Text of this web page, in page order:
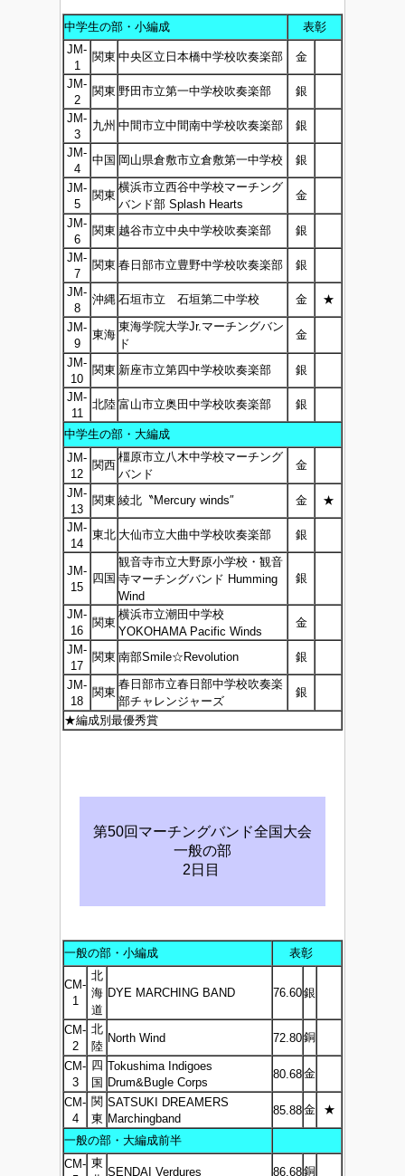
中学生の部・小編成
表彰
JM-
1
関東 中央区立日本橋中学校吹奏楽部
金
JM-
2
関東 野田市立第一中学校吹奏楽部
銀
JM-
3
九州 中間市立中間南中学校吹奏楽部
銀
JM-
4
中国 岡山県倉敷市立倉敷第一中学校 銀
JM-
5
関東
横浜市立西谷中学校マーチング
バンド部 Splash Hearts
金
JM-
6
関東 越谷市立中央中学校吹奏楽部
銀
JM-
7
関東 春日部市立豊野中学校吹奏楽部
銀
JM-
8
沖縄 石垣市立 石垣第二中学校 金 ★
JM-
9
東海
東海学院大学Jr.マーチングバン
ド
金
JM-
10
関東 新座市立第四中学校吹奏楽部
銀
JM-
11
北陸 富山市立奥田中学校吹奏楽部 銀
中学生の部・大編成
JM-
12
関西
橿原市立八木中学校マーチング
バンド
金
JM-
13
関東 綾北〝Mercury winds″ 金
★
JM-
14
東北 大仙市立大曲中学校吹奏楽部 銀
JM-
15
四国
観音寺市立大野原小学校・観音
寺マーチングバンド Humming
Wind
銀
JM-
16
関東
横浜市立潮田中学校
YOKOHAMA Pacific Winds
金
JM-
17
関東 南部Smile☆Revolution 銀
JM-
18
関東
春日部市立春日部中学校吹奏楽
部チャレンジャーズ
銀
★編成別最優秀賞
第50回マーチングバンド全国大会
一般の部
2日目
一般の部・小編成 表彰
CM-
1
北
海
道
DYE MARCHING BAND 76.60銀
CM-
2
北
陸
North Wind 72.80銅
CM-
3
四
国
Tokushima Indigoes
Drum&Bugle Corps
80.68金
CM-
4
関
東
SATSUKI DREAMERS
Marchingband
85.88金 ★
一般の部・大編成前半
CM- 東
SENDAI Verdures 86.68銅